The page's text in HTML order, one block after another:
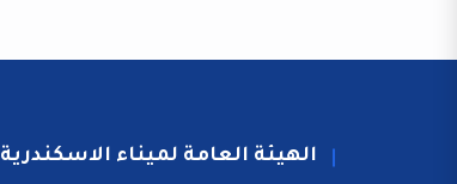
الهيئة العامة لميناء الاسكندرية